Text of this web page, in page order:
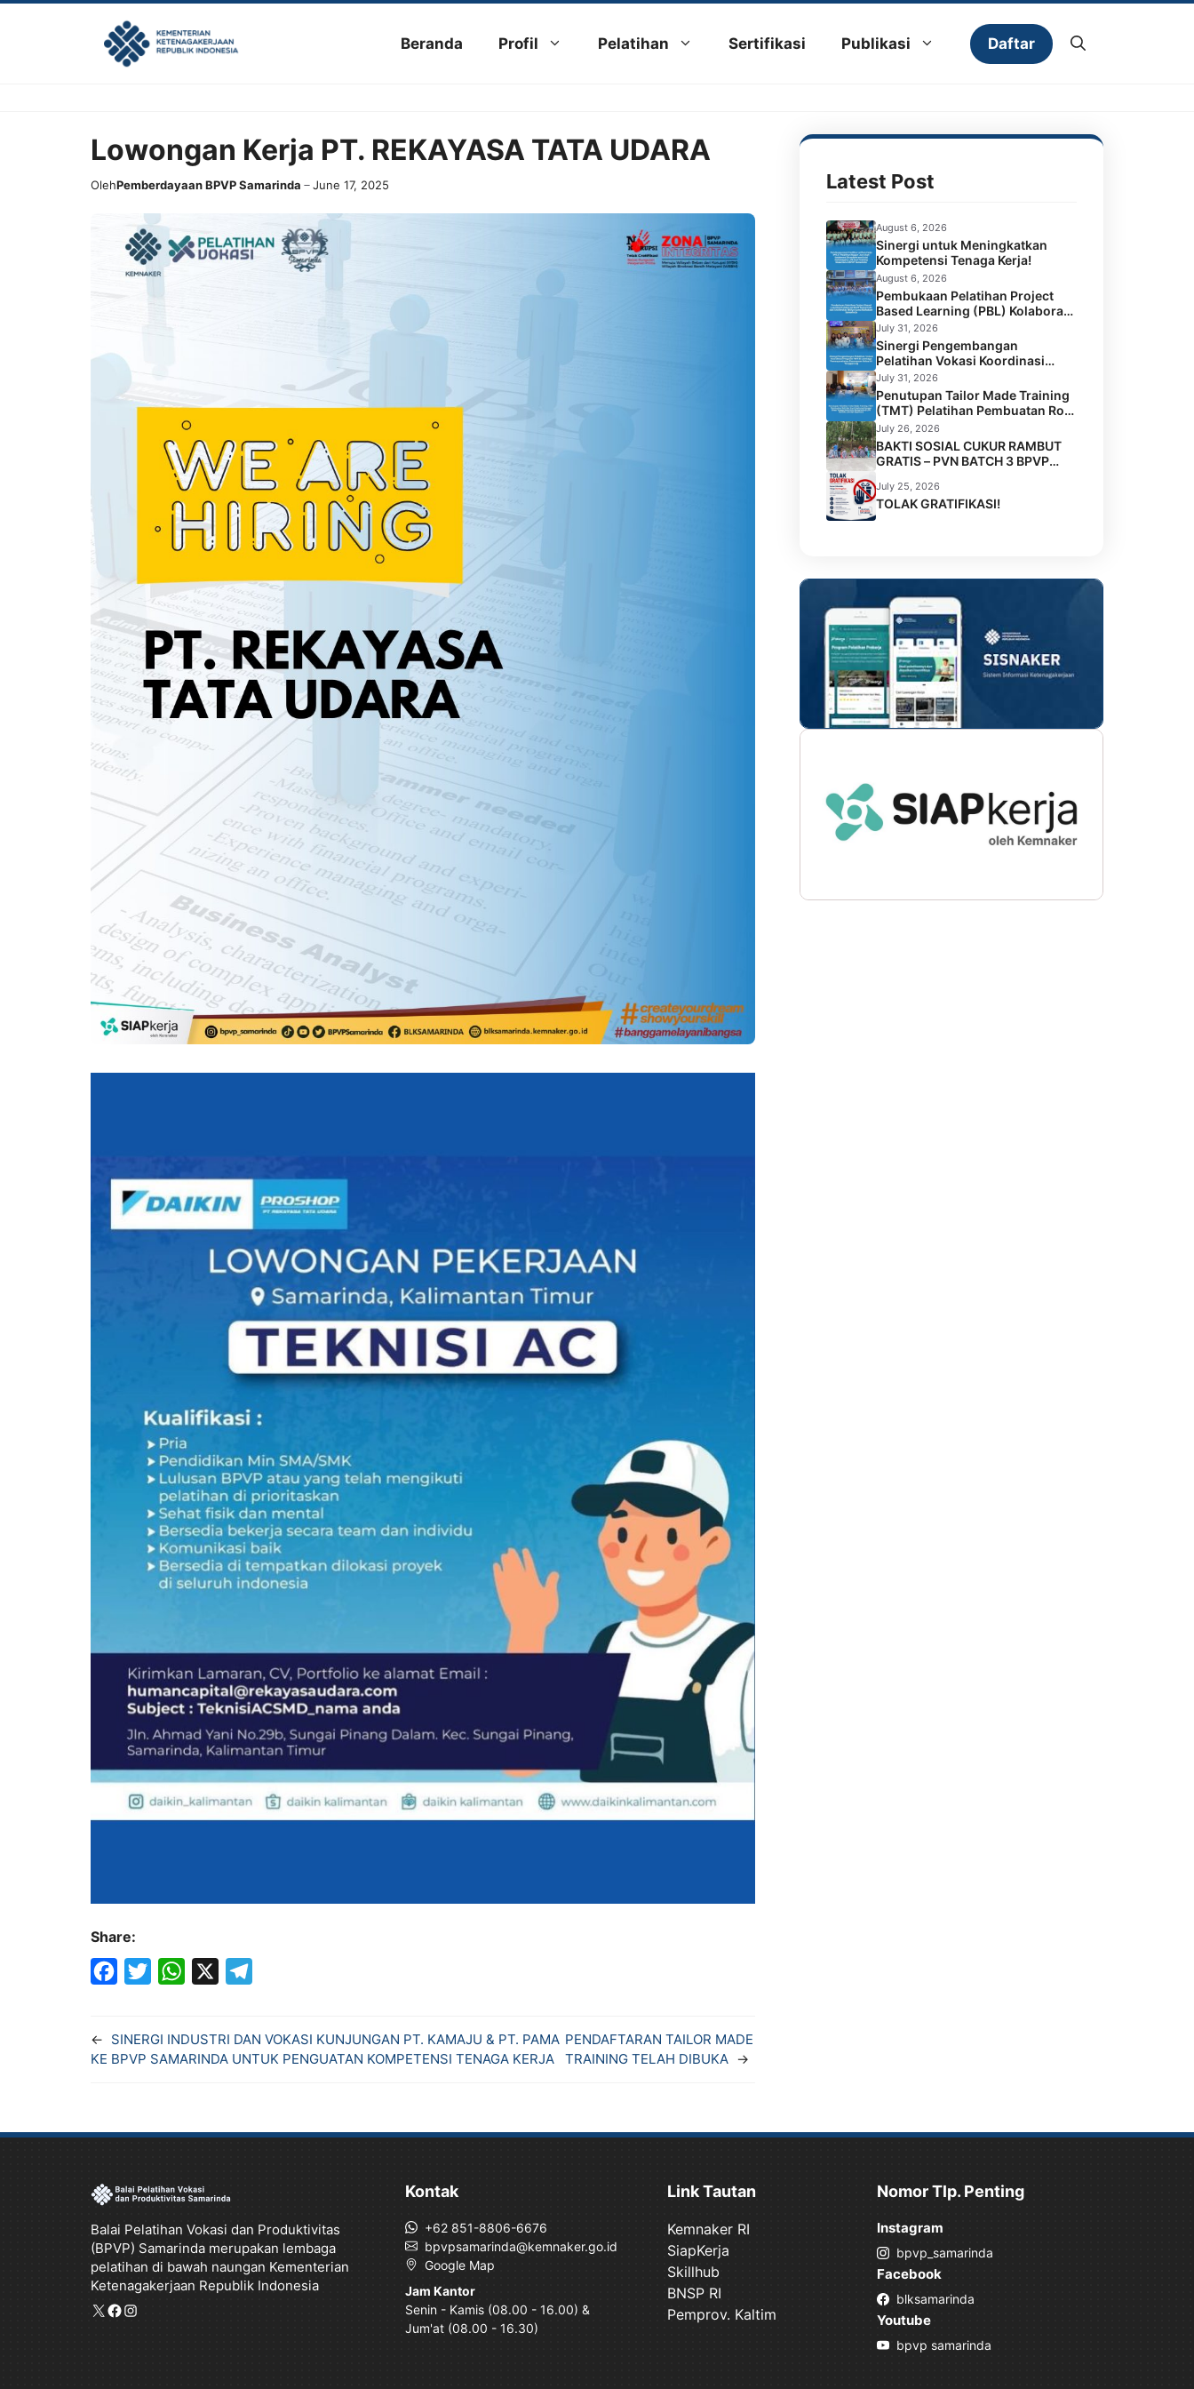
Beranda Profil Pelatihan Sertifikasi Publikasi Daftar
Lowongan Kerja PT. REKAYASA TATA UDARA
OlehPemberdayaan BPVP Samarinda June 17, 2025
Share:
c
o
k
i
e
a
A
p
r
← SINERGI INDUSTRI DAN VOKASI KUNJUNGAN PT. KAMAJU & PT. PAMA
KE BPVP SAMARINDA UNTUK PENGUATAN KOMPETENSI TENAGA KERJA
PENDAFTARAN TAILOR MADE
TRAINING TELAH DIBUKA →
Latest Post
August 6, 2026
Sinergi untuk Meningkatkan
Kompetensi Tenaga Kerja!
August 6, 2026
Pembukaan Pelatihan Project
Based Learning (PBL) Kolaborasi
BPVP Samarinda dan Universitas
Widya Gama Mahakam
Samarinda
July 31, 2026
Sinergi Pengembangan
Pelatihan Vokasi Koordinasi
Program TMT di Lembaga
Permasyarakatan Perempuan
Kelas IIA Tenggarong
July 31, 2026
Penutupan Tailor Made Training
(TMT) Pelatihan Pembuatan Roti
dan Kue Kolaborasi BPVP
Samarinda dengan Disnaker
Kota Samarinda di LPK Mustika
Jamilah Sejahtera
July 26, 2026
BAKTI SOSIAL CUKUR RAMBUT
GRATIS – PVN BATCH 3 BPVP
July 25, 2026
TOLAK GRATIFIKASI!
Balai Pelatihan Vokasi dan Produktivitas
(BPVP) Samarinda merupakan lembaga
pelatihan di bawah naungan Kementerian
Ketenagakerjaan Republik Indonesia
X Facebook
Instagram
Kontak
+62 851-8806-6676
bpvpsamarinda@kemnaker.go.id
Google Map
Jam Kantor
Senin - Kamis (08.00 - 16.00) &
Jum'at (08.00 - 16.30)
Link Tautan
Kemnaker RI
SiapKerja
Skillhub
BNSP RI
Pemprov. Kaltim
Nomor Tlp. Penting
Instagram
bpvp_samarinda
Facebook
blksamarinda
Youtube
bpvp samarinda